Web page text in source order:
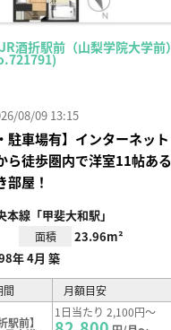
酒折駅前（山梨学院大学前）
08/09 13:15
駐車場有】インターネット
ら徒歩圏内で洋室11帖ある
部屋！
本線「甲斐大和駅」
面積 23.96m²
年 4月 築
間 月額目安
駅前】
1日当たり 2,100円～